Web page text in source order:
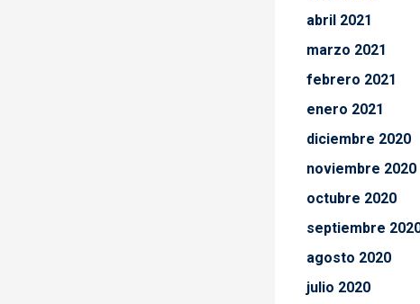
abril 2021
marzo 2021
febrero 2021
enero 2021
diciembre 2020
noviembre 2020
octubre 2020
septiembre
agosto 2020
julio 2020